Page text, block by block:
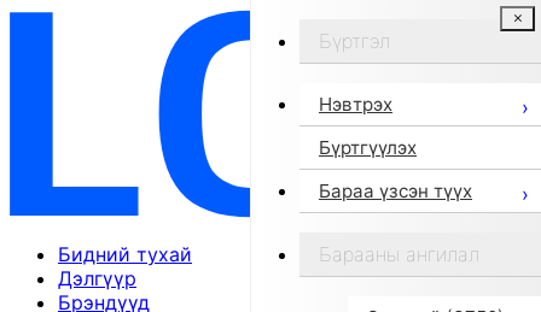
Бидний тухай
Дэлгүүр
Брэндүүд
Бүртгэл
Нэвтрэх
Бүртгүүлэх
Бараа үзсэн түүх
Барааны ангилал